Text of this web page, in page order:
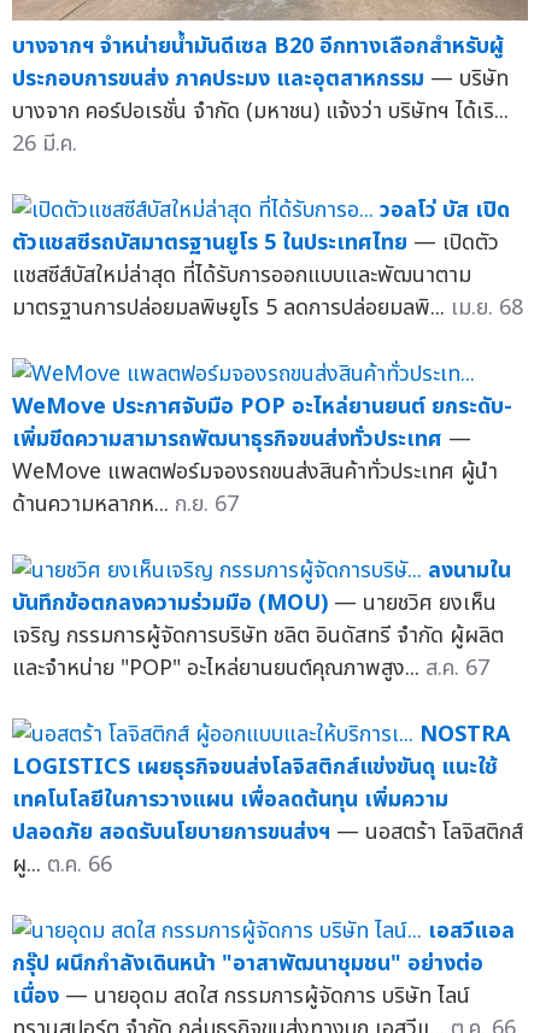
บางจากฯ จำหน่ายน้ำมันดีเซล B20 อีกทางเลือกสำหรับผู้
ประกอบการขนส่ง ภาคประมง และอุตสาหกรรม — บริษัท
บางจาก คอร์ปอเรชั่น จำกัด (มหาชน) แจ้งว่า บริษัทฯ ได้เริ...
26 มี.ค.
วอลโว่ บัส เปิด
ตัวแชสซีรถบัสมาตรฐานยูโร 5 ในประเทศไทย — เปิดตัว
แชสซีส์บัสใหม่ล่าสุด ที่ได้รับการออกแบบและพัฒนาตาม
มาตรฐานการปล่อยมลพิษยูโร 5 ลดการปล่อยมลพิ... เม.ย. 68
WeMove ประกาศจับมือ POP อะไหล่ยานยนต์ ยกระดับ-
เพิ่มขีดความสามารถพัฒนาธุรกิจขนส่งทั่วประเทศ —
WeMove แพลตฟอร์มจองรถขนส่งสินค้าทั่วประเทศ ผู้นำ
ด้านความหลากห... ก.ย. 67
ลงนามใน
บันทึกข้อตกลงความร่วมมือ (MOU) — นายชวิศ ยงเห็น
เจริญ กรรมการผู้จัดการบริษัท ชลิต อินดัสทรี จำกัด ผู้ผลิต
และจำหน่าย "POP" อะไหล่ยานยนต์คุณภาพสูง... ส.ค. 67
NOSTRA
LOGISTICS เผยธุรกิจขนส่งโลจิสติกส์แข่งขันดุ แนะใช้
เทคโนโลยีในการวางแผน เพื่อลดต้นทุน เพิ่มความ
ปลอดภัย สอดรับนโยบายการขนส่งฯ — นอสตร้า โลจิสติกส์
ผู... ต.ค. 66
เอสวีแอล
กรุ๊ป ผนึกกำลังเดินหน้า "อาสาพัฒนาชุมชน" อย่างต่อ
เนื่อง — นายอุดม สดใส กรรมการผู้จัดการ บริษัท ไลน์